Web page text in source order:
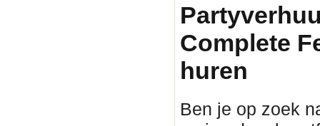
Complete
huren
Ben je op zoek